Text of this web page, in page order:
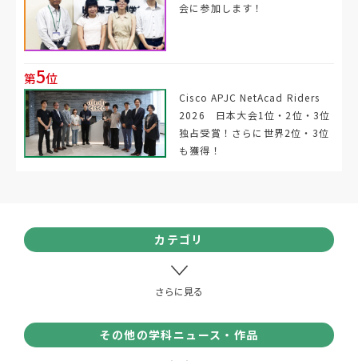
カテゴリ
その他の学科ニュース・作品
会に参加します！
第5位
Cisco APJC NetAcad Riders
2026 日本大会1位・2位・3位
独占受賞！さらに世界2位・3位
も獲得！